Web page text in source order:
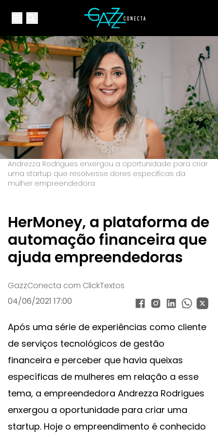
Open main menuYour Company
Andrezza Rodrigues enxergou a oportunidade para criar
uma startup que resolvesse dores específicas da
mulher empreendedora
HerMoney, a plataforma de
automação financeira que
ajuda empreendedoras
GazzConecta com ClickTextos
04/06/2021 17:00
Após uma série de experiências como cliente
de serviços tecnológicos de gestão
financeira e perceber que havia queixas
específicas de mulheres em relação a esse
tema, a empreendedora Andrezza Rodrigues
enxergou a oportunidade para criar uma
startup. Hoje o empreendimento é conhecido